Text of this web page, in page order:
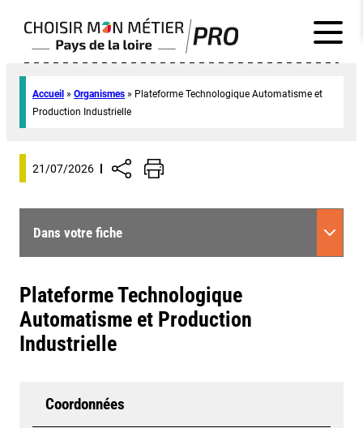
Accueil » Organismes » Plateforme Technologique Automatisme et
Production Industrielle
21/07/2026
Dans votre fiche
Plateforme Technologique
Automatisme et Production
Industrielle
Coordonnées